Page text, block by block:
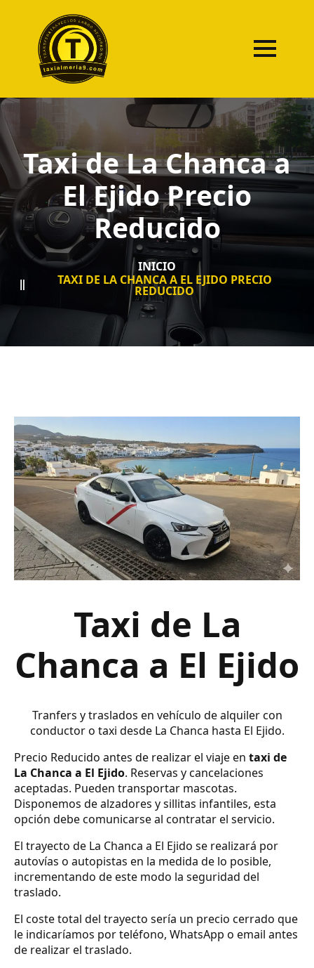
Taxi de La Chanca a
El Ejido Precio
Reducido
INICIO
TAXI DE LA CHANCA A EL EJIDO PRECIO
REDUCIDO
Taxi de La
Chanca a El Ejido
Tranfers y traslados en vehículo de alquiler con
conductor o taxi desde La Chanca hasta El Ejido.
Precio Reducido antes de realizar el viaje en taxi de
La Chanca a El Ejido. Reservas y cancelaciones
aceptadas. Pueden transportar mascotas.
Disponemos de alzadores y sillitas infantiles, esta
opción debe comunicarse al contratar el servicio.
El trayecto de La Chanca a El Ejido se realizará por
autovías o autopistas en la medida de lo posible,
incrementando de este modo la seguridad del
traslado.
El coste total del trayecto sería un precio cerrado que
le indicaríamos por teléfono, WhatsApp o email antes
de realizar el traslado.